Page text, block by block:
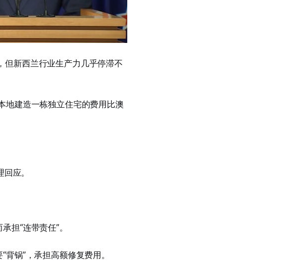
新西兰行业生产力几乎停滞不
地建造一栋独立住宅的费用比澳
应。
担“连带责任”。
锅”，承担高额修复费用。